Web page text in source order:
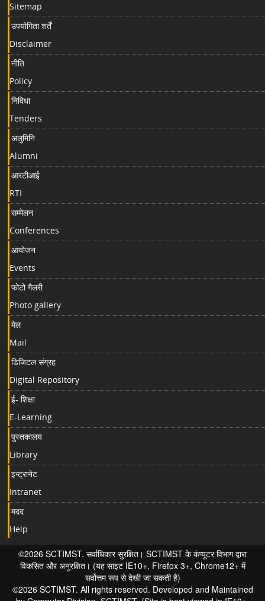
Sitemap
उपयोगिता शर्तें
Disclaimer
नीति
Policy
निविधा
Tenders
अलुमिनि
Alumni
आरटीआई
RTI
सम्मेलन
Conferences
आयोजन
Events
फोटो गैलरी
Photo gallery
मेल
Mail
डिजिटल संग्रह
Digital Repository
ई- शिक्षा
E-Learning
पुस्तकालय
Library
इन्ट्रानेट
Intranet
मदद
Help
©2026 SCTIMST. सर्वाधिकार सुरक्षित। SCTIMST के कंप्यूटर विभाग द्वारा
विकसित और अनुरक्षित। (यह साइट IE10+, Firefox 3+, Chrome12+ में
सर्वोत्तम रूप से देखी जा सकती है)
©2026 SCTIMST. All rights reserved. Developed and Maintained